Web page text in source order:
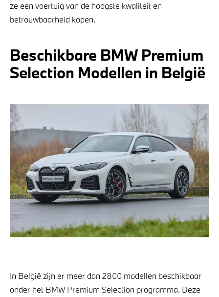
ze een voertuig van de hoogste kwaliteit en
betrouwbaarheid kopen.
Beschikbare BMW Premium
Selection Modellen in België
In België zijn er meer dan 2800 modellen beschikbaar
onder het BMW Premium Selection programma. Deze